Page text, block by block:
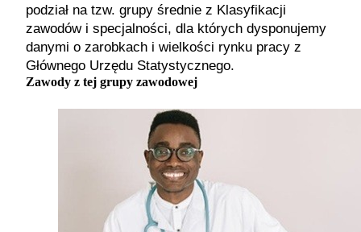
podział na tzw. grupy średnie z Klasyfikacji
zawodów i specjalności, dla których dysponujemy
danymi o zarobkach i wielkości rynku pracy z
Głównego Urzędu Statystycznego.
Zawody z tej grupy zawodowej